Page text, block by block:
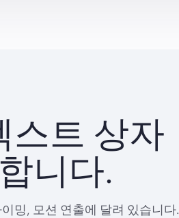
스트 상자
니다.
밍, 모션 연출에 달려 있습니다.